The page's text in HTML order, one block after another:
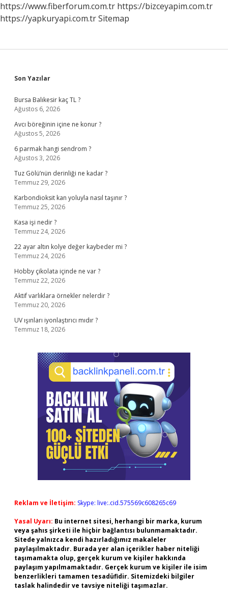
Eşittir
https://www.fiberforum.com.tr https://bizceyapim.com.tr
https://yapkuryapi.com.trSitemap
Sidebar
Son Yazılar
Bursa Balıkesir kaç TL ?
Ağustos 6, 2026
Avcı böreğinin içine ne konur ?
Ağustos 5, 2026
6 parmak hangi sendrom ?
Ağustos 3, 2026
Tuz Gölü’nün derinliği ne kadar ?
Temmuz 29, 2026
Karbondioksit kan yoluyla nasıl taşınır ?
Temmuz 25, 2026
Kasa işi nedir ?
Temmuz 24, 2026
22 ayar altın kolye değer kaybeder mi ?
Temmuz 24, 2026
Hobby çikolata içinde ne var ?
Temmuz 22, 2026
Aktif varlıklara örnekler nelerdir ?
Temmuz 20, 2026
UV ışınları iyonlaştırıcı mıdır ?
Temmuz 18, 2026
Reklam ve İletişim: Skype: live:.cid.575569c608265c69
Yasal Uyarı: Bu internet sitesi, herhangi bir marka, kurum
veya şahıs şirketi ile hiçbir bağlantısı bulunmamaktadır.
Sitede yalnızca kendi hazırladığımız makaleler
paylaşılmaktadır. Burada yer alan içerikler haber niteliği
taşımamakta olup, gerçek kurum ve kişiler hakkında
paylaşım yapılmamaktadır. Gerçek kurum ve kişiler ile isim
benzerlikleri tamamen tesadüfidir. Sitemizdeki bilgiler
taslak halindedir ve tavsiye niteliği taşımazlar.